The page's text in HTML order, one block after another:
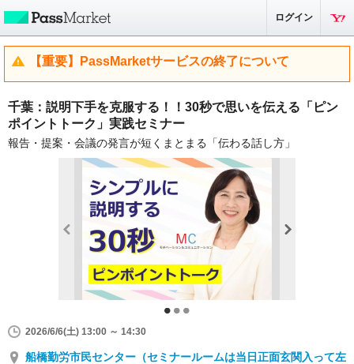
ログイン
【重要】PassMarketサービスの終了について
千葉：説明下手を克服する！！30秒で思いを伝える「ピン
ポイントトーク」実践セミナー
報告・提案・会議の発言が短くまとまる「伝わる話し方」
2026/6/6(土) 13:00 ～ 14:30
船橋勤労市民センター（セミナールームは当日正面玄関入って左